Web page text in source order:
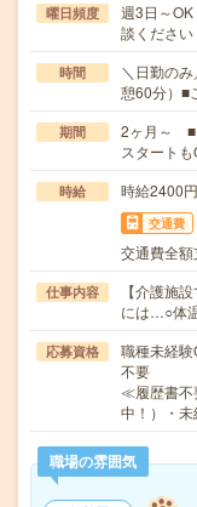
曜日頻度
週3日～
談ください
時間
＼日勤の
憩60分）■
期間
2ヶ月～ ■
スタートも
時給 時給2400
交通費
交通費全額
仕事内容
【介護施
には…○体
応募資格
職種未経験
不要
≪履歴書不
中！）・
職場の雰囲気